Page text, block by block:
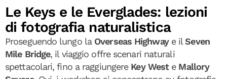
Le Keys e le Everglades: lezioni
di fotografia naturalistica
Proseguendo lungo la Overseas Highwaye ilSeven
Mile Bridge, il viaggio offre scenari naturali
spettacolari, fino a raggiungere Key Weste Mallory